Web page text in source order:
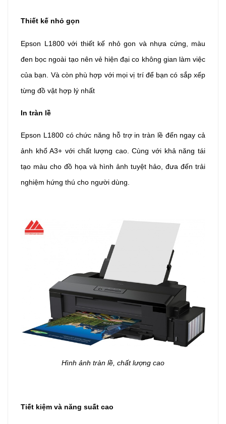
Thiết kế nhỏ gọn
Epson L1800 với thiết kế nhỏ gon và nhựa cứng, màu
đen bọc ngoài tạo nên vẻ hiện đại co không gian làm việc
của bạn. Và còn phù hợp với mọi vị trí để bạn có sắp xếp
từng đồ vật hợp lý nhất
In tràn lề
Epson L1800 có chức năng hỗ trợ in tràn lề đến ngay cả
ảnh khổ A3+ với chất lượng cao. Cùng với khả năng tái
tạo màu cho đồ họa và hình ảnh tuyệt hảo, đưa đến trải
nghiệm hứng thú cho người dùng.
Hình ảnh tràn lề, chất lượng cao
Tiết kiệm và năng suất cao